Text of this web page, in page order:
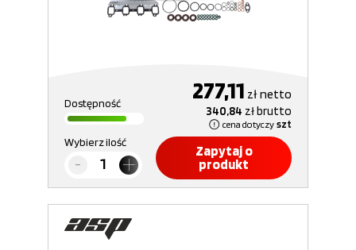
Dostępność 277,11 złnetto
340,84 złbrutto
cena dotyczy szt
Wybierz ilość
Zapytaj o
produkt